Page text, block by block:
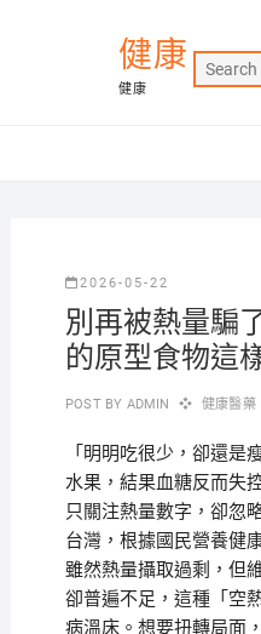
健康
健康
2026-05-22
別再被熱量騙
的原型食物這
POST BY ADMIN 健康醫藥
「明明吃很少，卻還是
水果，結果血糖反而失
只關注熱量數字，卻忽
台灣，根據國民營養健
雖然熱量攝取過剩，但
卻普遍不足，這種「空
病溫床。想要扭轉局面